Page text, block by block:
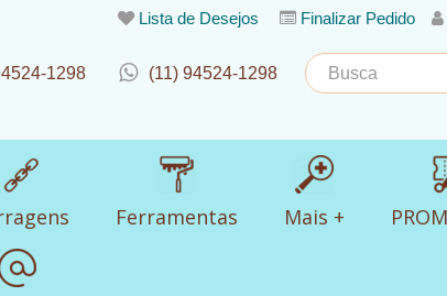
Lista de Desejos Finalizar Pedido
1298 (11) 94524-1298
Ferramentas Mais +